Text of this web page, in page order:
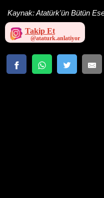
Kaynak:Atatürk'ün Bütün
Takip Et